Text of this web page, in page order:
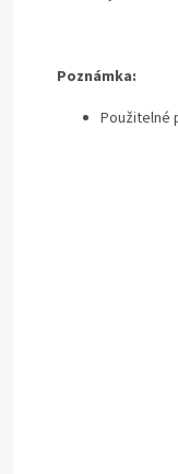
Poznámka:
Použitelné